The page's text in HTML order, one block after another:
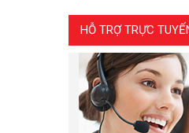
HỖ TRỢ TRỰC